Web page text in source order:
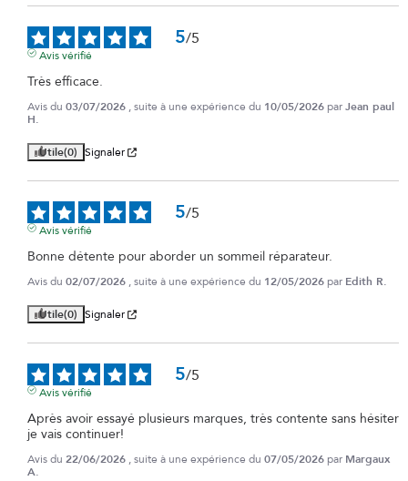
5/5
Avis vérifié
Très efficace.
Avis du 03/07/2026 , suite à une expérience du 10/05/2026 parJean paul
H.
Utile(0) Signaler
5/5
Avis vérifié
Bonne détente pour aborder un sommeil réparateur.
Avis du 02/07/2026 , suite à une expérience du 12/05/2026 par Edith R.
Utile(0) Signaler
5/5
Avis vérifié
Après avoir essayé plusieurs marques, très contente sans hésiter
je vais continuer!
Avis du 22/06/2026 , suite à une expérience du 07/05/2026 par Margaux
A.